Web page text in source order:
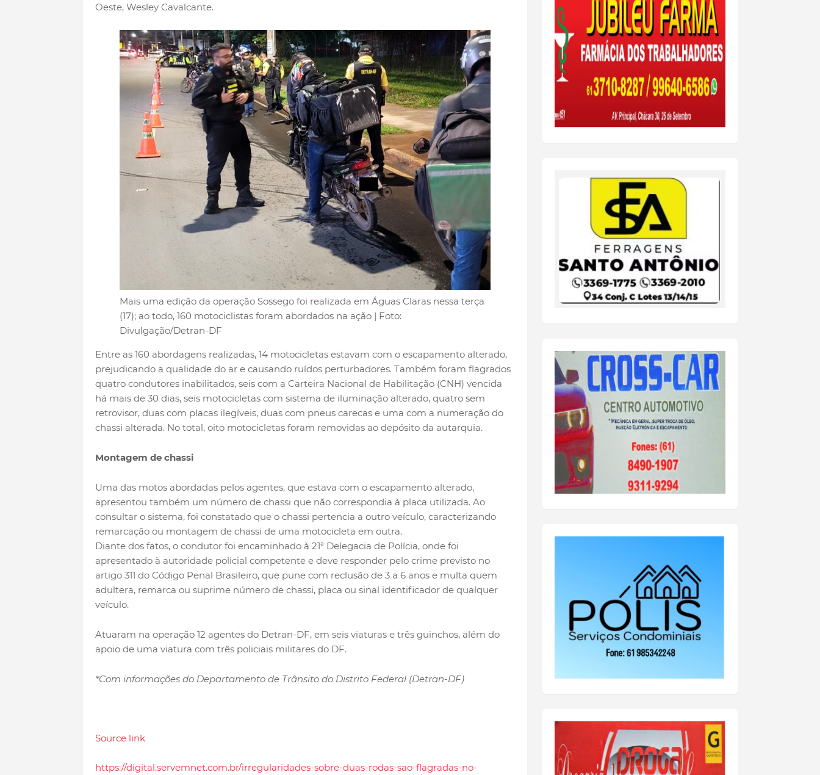
Oeste, Wesley Cavalcante.
Mais uma edição da operação Sossego foi realizada em Águas Claras nessa terça
(17); ao todo, 160 motociclistas foram abordados na ação | Foto:
Divulgação/Detran-DF
Entre as 160 abordagens realizadas, 14 motocicletas estavam com o escapamento alterado,
prejudicando a qualidade do ar e causando ruídos perturbadores. Também foram flagrados
quatro condutores inabilitados, seis com a Carteira Nacional de Habilitação (CNH) vencida
há mais de 30 dias, seis motocicletas com sistema de iluminação alterado, quatro sem
retrovisor, duas com placas ilegíveis, duas com pneus carecas e uma com a numeração do
chassi alterada. No total, oito motocicletas foram removidas ao depósito da autarquia.
Montagem de chassi
Uma das motos abordadas pelos agentes, que estava com o escapamento alterado,
apresentou também um número de chassi que não correspondia à placa utilizada. Ao
consultar o sistema, foi constatado que o chassi pertencia a outro veículo, caracterizando
remarcação ou montagem de chassi de uma motocicleta em outra.
Diante dos fatos, o condutor foi encaminhado à 21ª Delegacia de Polícia, onde foi
apresentado à autoridade policial competente e deve responder pelo crime previsto no
artigo 311 do Código Penal Brasileiro, que pune com reclusão de 3 a 6 anos e multa quem
adultera, remarca ou suprime número de chassi, placa ou sinal identificador de qualquer
veículo.
Atuaram na operação 12 agentes do Detran-DF, em seis viaturas e três guinchos, além do
apoio de uma viatura com três policiais militares do DF.
*Com informações do Departamento de Trânsito do Distrito Federal (Detran-DF)
Source link
https://digital.servemnet.com.br/irregularidades-sobre-duas-rodas-sao-flagradas-no-